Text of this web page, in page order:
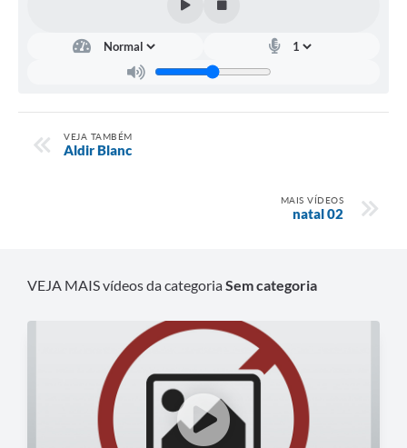
VEJA TAMBÉM
Aldir Blanc
MAIS VÍDEOS
natal 02
VEJA MAIS vídeos da categoriaSem categoria